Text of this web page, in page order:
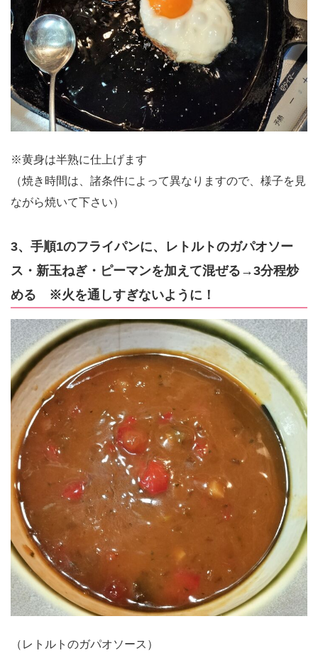
※黄身は半熟に仕上げます
（焼き時間は、諸条件によって異なりますので、様子を見
ながら焼いて下さい）
3、手順1のフライパンに、レトルトのガパオソー
ス・新玉ねぎ・ピーマンを加えて混ぜる→3分程炒
める ※火を通しすぎないように！
（レトルトのガパオソース）